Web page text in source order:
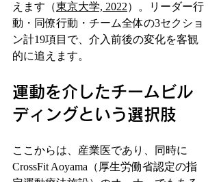
えます（東京大学, 2022）。リーダー行
動・同僚行動・チーム全体の3セクショ
ン計19項目で、介入前後の変化を客観
的に追えます。
運動を介したチームビル
ディングという選択肢
ここからは、産業医であり、同時に
CrossFit Aoyama（厚生労働省認定の指